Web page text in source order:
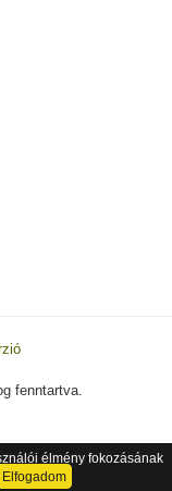
fenntartva.
élmény fokozásának
Elfogadom